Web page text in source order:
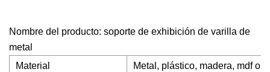
Nombre del producto: soporte de exhibición de varilla de
metal
Material
Metal, plástico, madera, mdf o